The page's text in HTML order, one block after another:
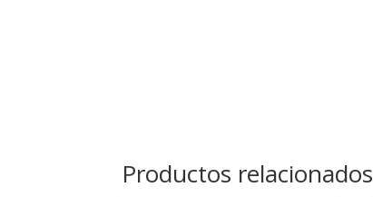
Productos relacionados